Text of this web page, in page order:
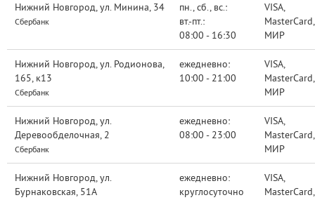
Нижний Новгород, ул. Минина, 34
Сбербанк
пн., сб., вс.:
вт.-пт.:
08:00 - 16:30
VISA,
MasterCard,
МИР
Нижний Новгород, ул. Родионова,
165, к13
Сбербанк
ежедневно:
10:00 - 21:00
VISA,
MasterCard,
МИР
Нижний Новгород, ул.
Деревообделочная, 2
Сбербанк
ежедневно:
08:00 - 23:00
VISA,
MasterCard,
МИР
Нижний Новгород, ул.
Бурнаковская, 51А
ежедневно:
круглосуточно
VISA,
MasterCard,